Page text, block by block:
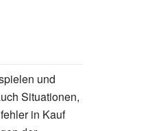
und
Situationen,
in Kauf